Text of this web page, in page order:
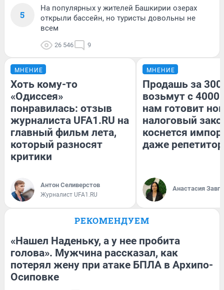
5
На популярных у жителей Башкирии озерах
открыли бассейн, но туристы довольны не
всем
26 546 9
МНЕНИЕ
Хоть кому-то
«Одиссея»
понравилась: отзыв
журналиста UFA1.RU на
главный фильм лета,
который разносят
критики
Антон Селиверстов
Журналист UFA1.RU
МНЕНИЕ
Продашь за
возьмут с
нам готовит
налоговый
коснется
даже
Анастасия
РЕКОМЕНДУЕМ
«Нашел Наденьку, а у нее пробита
голова». Мужчина рассказал, как
потерял жену при атаке БПЛА в Архипо-
Осиповке